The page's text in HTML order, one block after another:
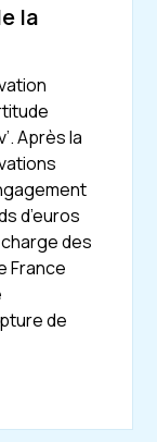
la
Après la
d’euros
des
France
de